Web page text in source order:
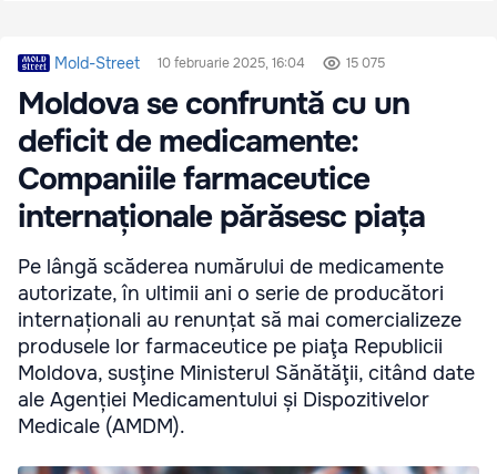
Mold-Street 10 februarie 2025, 16:04 15 075
Moldova se confruntă cu un
deficit de medicamente:
Companiile farmaceutice
internaționale părăsesc piața
Pe lângă scăderea numărului de medicamente
autorizate, în ultimii ani o serie de producători
internaționali au renunțat să mai comercializeze
produsele lor farmaceutice pe piaţa Republicii
Moldova, susţine Ministerul Sănătăţii, citând date
ale Agenției Medicamentului și Dispozitivelor
Medicale (AMDM).